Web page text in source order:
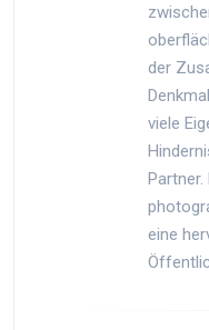
der
viele
Partner.
eine